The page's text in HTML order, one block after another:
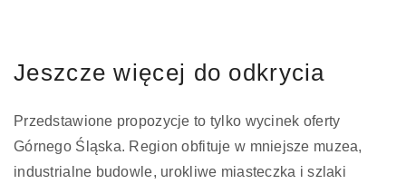
Jeszcze więcej do odkrycia
Przedstawione propozycje to tylko wycinek oferty
Górnego Śląska. Region obfituje w mniejsze muzea,
industrialne budowle, urokliwe miasteczka i szlaki